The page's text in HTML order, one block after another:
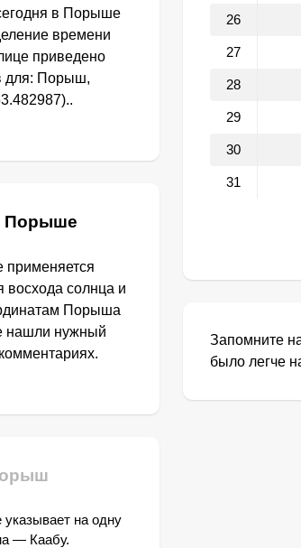
в Порыше
времени
приведено
для: Порыш,
Порыше
восхода солнца и
Порыша
нашли нужный
на одну
— Каабу.
26
27
28
29
30
31
Запомните
было легче